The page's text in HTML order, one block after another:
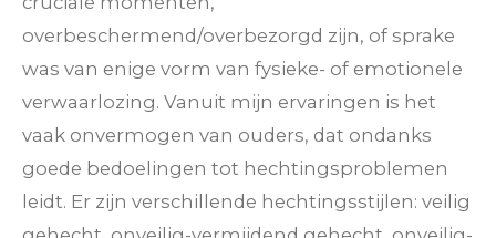
overbeschermend/overbezorgd zijn, of sprake
was van enige vorm van fysieke- of emotionele
verwaarlozing. Vanuit mijn ervaringen is het
vaak onvermogen van ouders, dat ondanks
goede bedoelingen tot hechtingsproblemen
leidt. Er zijn verschillende hechtingsstijlen: veilig